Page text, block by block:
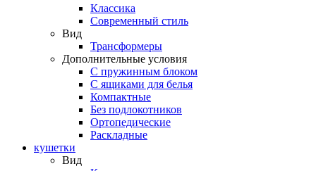
Классика
Современный стиль
Вид
Трансформеры
Дополнительные условия
С пружинным блоком
С ящиками для белья
Компактные
Без подлокотников
Ортопедические
Раскладные
кушетки
Вид